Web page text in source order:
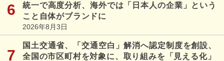
統一で高度分析、海外では「日本人の企業」という
こと自体がブランドに
2026年8月3日
国土交通省、「交通空白」解消へ認定制度を創設、
全国の市区町村を対象に、取り組みを「見える化」